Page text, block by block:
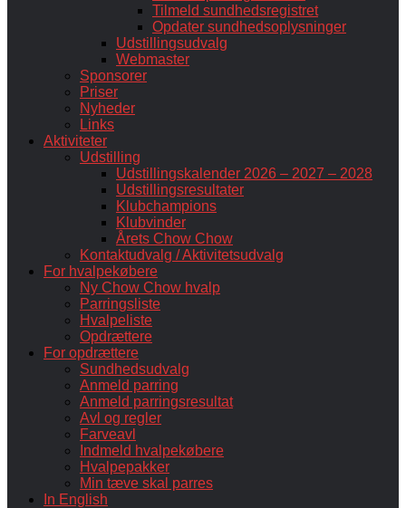
Tilmeld sundhedsregistret
Opdater sundhedsoplysninger
Udstillingsudvalg
Webmaster
Sponsorer
Priser
Nyheder
Links
Aktiviteter
Udstilling
Udstillingskalender 2026 – 2027 – 2028
Udstillingsresultater
Klubchampions
Klubvinder
Årets Chow Chow
Kontaktudvalg / Aktivitetsudvalg
For hvalpekøbere
Ny Chow Chow hvalp
Parringsliste
Hvalpeliste
Opdrættere
For opdrættere
Sundhedsudvalg
Anmeld parring
Anmeld parringsresultat
Avl og regler
Farveavl
Indmeld hvalpekøbere
Hvalpepakker
Min tæve skal parres
In English